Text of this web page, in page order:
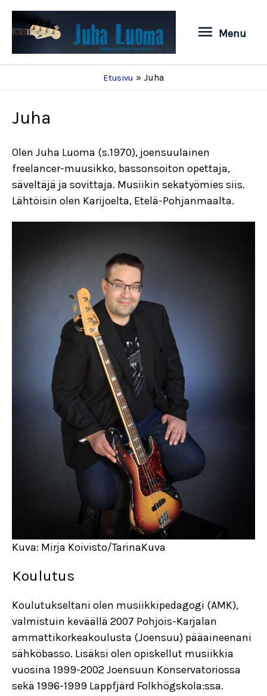
sisältöön
Menu
Menu
Etusivu Juha
Juha
Olen Juha Luoma (s.1970), joensuulainen
freelancer-muusikko, bassonsoiton opettaja,
säveltäjä ja sovittaja. Musiikin sekatyömies siis.
Lähtöisin olen Karijoelta, Etelä-Pohjanmaalta.
Kuva: Mirja Koivisto/TarinaKuva
Koulutus
Koulutukseltani olen musiikkipedagogi (AMK),
valmistuin keväällä 2007 Pohjois-Karjalan
ammattikorkeakoulusta (Joensuu) pääaineenani
sähköbasso. Lisäksi olen opiskellut musiikkia
vuosina 1999-2002 Joensuun Konservatoriossa
sekä 1996-1999 Lappfjärd Folkhögskola:ssa.